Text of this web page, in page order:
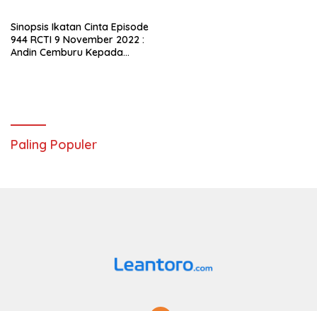
Sinopsis Ikatan Cinta Episode
944 RCTI 9 November 2022 :
Andin Cemburu Kepada
Paling Populer